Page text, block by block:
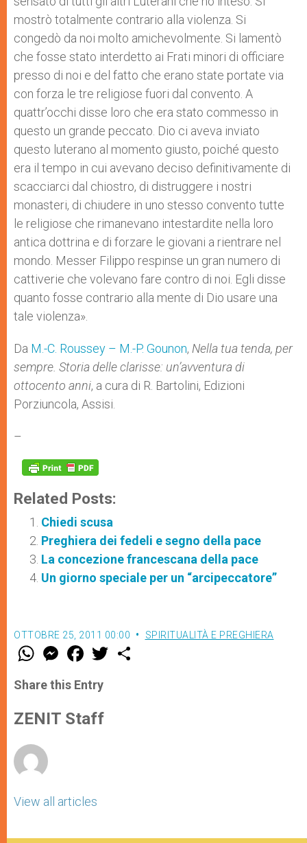
mostrò totalmente contrario alla violenza. Si
congedò da noi molto amichevolmente. Si lamentò
che fosse stato interdetto ai Frati minori di officiare
presso di noi e del fatto che erano state portate via
con forza le tre religiose fuori dal convento. A
quattr’occhi disse loro che era stato commesso in
questo un grande peccato. Dio ci aveva inviato
questo luterano al momento giusto, poiché questo
era il tempo in cui avevano deciso definitivamente di
scacciarci dal chiostro, di distruggere i nostri
monasteri, di chiudere in uno stesso convento tutte
le religiose che rimanevano intestardite nella loro
antica dottrina e di forzare le giovani a rientrare nel
mondo. Messer Filippo respinse un gran numero di
cattiverie che volevano fare contro di noi. Egli disse
quanto fosse contrario alla mente di Dio usare una
tale violenza».
Da M.-C. Roussey – M.-P. Gounon, Nella tua tenda, per
sempre. Storia delle clarisse: un’avventura di
ottocento anni, a cura di R. Bartolini, Edizioni
Porziuncola, Assisi.
–
Related Posts:
Chiedi scusa
Preghiera dei fedeli e segno della pace
La concezione francescana della pace
Un giorno speciale per un “arcipeccatore”
OTTOBRE 25, 2011 00:00 SPIRITUALITÀ E PREGHIERA
W
t
s
p
p
M
e
s
e
g
e
F
a
e
b
o
k
w
Share this Entry
ZENIT Staff
View all articles